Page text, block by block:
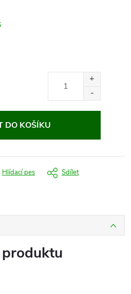
DO KOŠÍKU
Hlídací pes Sdílet